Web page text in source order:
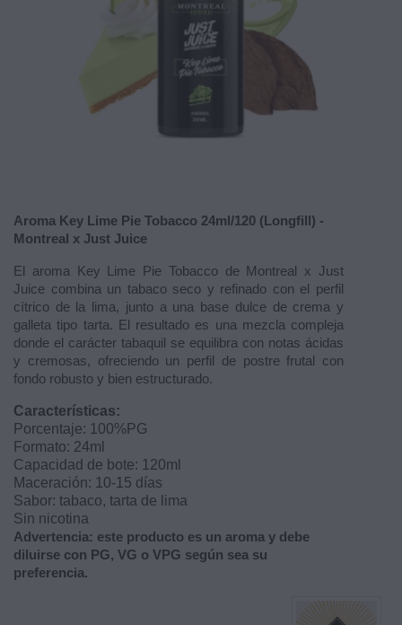
Aroma Key Lime Pie Tobacco 24ml/120 (Longfill) -
Montreal x Just Juice
El aroma Key Lime Pie Tobacco de Montreal x Just
Juice combina un tabaco seco y refinado con el perfil
cítrico de la lima, junto a una base dulce de crema y
galleta tipo tarta. El resultado es una mezcla compleja
donde el carácter tabaquil se equilibra con notas ácidas
y cremosas, ofreciendo un perfil de postre frutal con
fondo robusto y bien estructurado.
Características:
Porcentaje: 100%PG
Formato: 24ml
Capacidad de bote: 120ml
Maceración: 10-15 días
Sabor: tabaco, tarta de lima
Sin nicotina
Advertencia: este producto es un aroma y debe
diluirse con PG, VG o VPG según sea su
preferencia.